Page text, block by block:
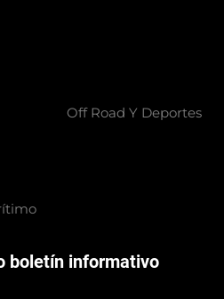
Off Road Y Deportes
boletín informativo